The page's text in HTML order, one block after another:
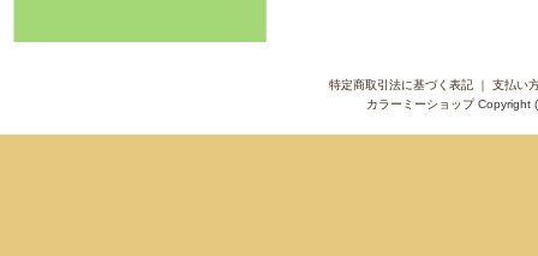
特定商取引法に基づく表記｜ 支払い
カラーミーショップCopyright